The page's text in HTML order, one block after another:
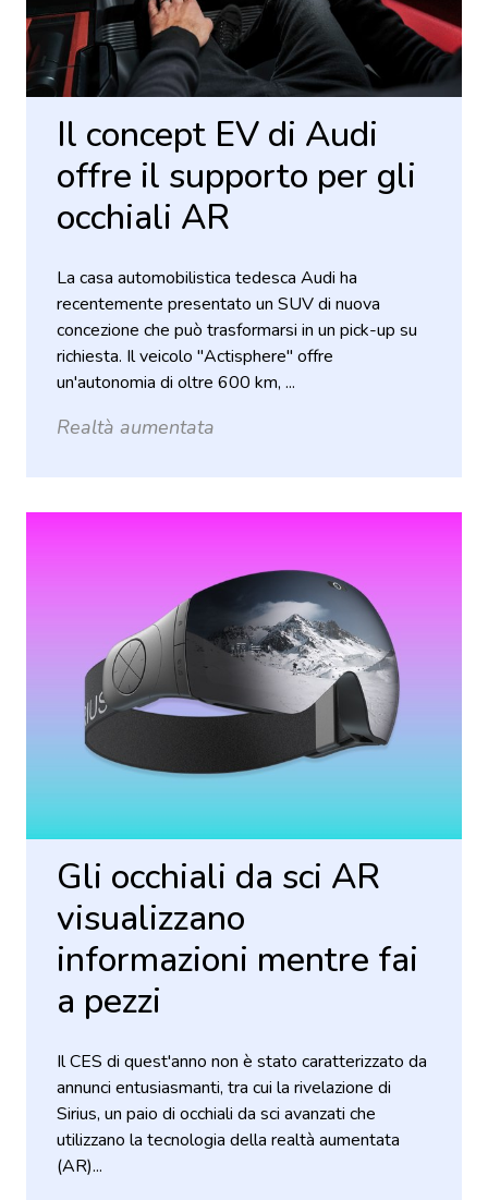
Il concept EV di Audi
offre il supporto per gli
occhiali AR
La casa automobilistica tedesca Audi ha
recentemente presentato un SUV di nuova
concezione che può trasformarsi in un pick-up su
richiesta. Il veicolo "Actisphere" offre
un'autonomia di oltre 600 km, ...
Realtà aumentata
Gli occhiali da sci AR
visualizzano
informazioni mentre fai
a pezzi
Il CES di quest'anno non è stato caratterizzato da
annunci entusiasmanti, tra cui la rivelazione di
Sirius, un paio di occhiali da sci avanzati che
utilizzano la tecnologia della realtà aumentata
(AR)...